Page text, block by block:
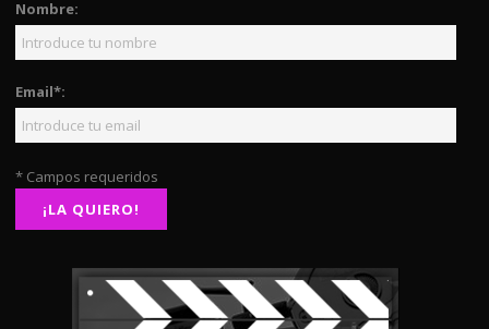
Nombre:
Email*:
* Campos requeridos